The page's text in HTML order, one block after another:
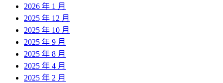
2026 年 1 月
2025 年 12 月
2025 年 10 月
2025 年 9 月
2025 年 8 月
2025 年 4 月
2025 年 2 月